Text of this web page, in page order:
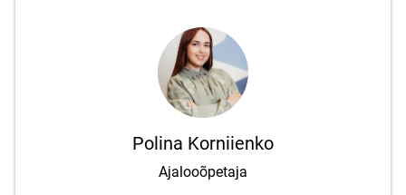
Polina Korniienko
Ajalooõpetaja